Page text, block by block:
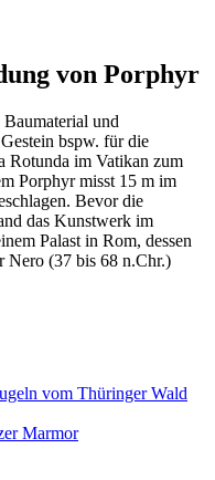
von Porphyr
und
bspw. für die
Rotunda im Vatikan zum
Porphyr misst 15 m im
Bevor die
das Kunstwerk im
Palast in Rom, dessen
Nero (37 bis 68 n.Chr.)
vom Thüringer Wald
Marmor